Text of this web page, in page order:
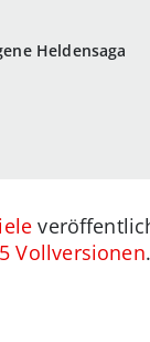
Heldensaga
Vollversionen